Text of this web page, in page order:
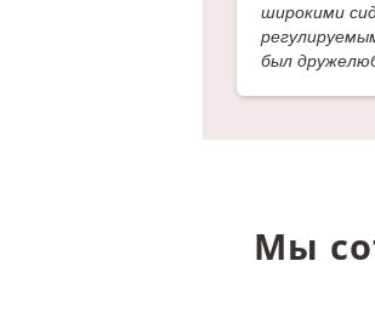
широкими
был
Мы